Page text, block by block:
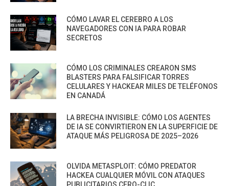
CÓMO LAVAR EL CEREBRO A LOS
NAVEGADORES CON IA PARA ROBAR
SECRETOS
CÓMO LOS CRIMINALES CREARON SMS
BLASTERS PARA FALSIFICAR TORRES
CELULARES Y HACKEAR MILES DE TELÉFONOS
EN CANADÁ
LA BRECHA INVISIBLE: CÓMO LOS AGENTES
DE IA SE CONVIRTIERON EN LA SUPERFICIE DE
ATAQUE MÁS PELIGROSA DE 2025–2026
OLVIDA METASPLOIT: CÓMO PREDATOR
HACKEA CUALQUIER MÓVIL CON ATAQUES